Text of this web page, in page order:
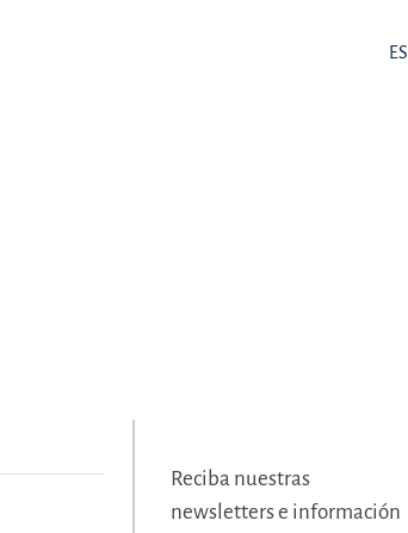
ES
Reciba nuestras
newsletters e información